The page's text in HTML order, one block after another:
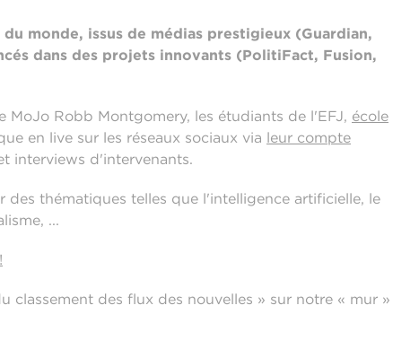
monde, issus de médias prestigieux (Guardian,
dans des projets innovants (PolitiFact, Fusion,
MoJo Robb Montgomery, les étudiants de l'EFJ, école
en live sur les réseaux sociaux via leur compte
interviews d'intervenants.
des thématiques telles que l'intelligence artificielle, le
...
classement des flux des nouvelles » sur notre « mur »